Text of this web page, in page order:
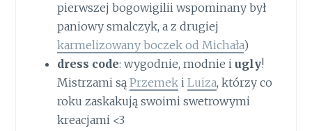
pierwszej bogowigilii wspominany był
paniowy smalczyk, a z drugiej
karmelizowany boczek od Michała)
dress code: wygodnie, modnie i ugly!
Mistrzami są Przemeki Luiza, którzy co
roku zaskakują swoimi swetrowymi
kreacjami <3